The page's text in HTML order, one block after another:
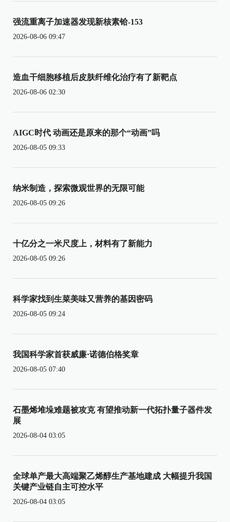
强流重离子加速器发现新核素铪-153
2026-08-06 09:47
造血干细胞移植后皮肤纤维化治疗有了新靶点
2026-08-06 02:30
AIGC时代 动画还是原来的那个“动画”吗
2026-08-05 09:33
纳米制造，探索微观世界的无限可能
2026-08-05 09:26
十亿分之一米尺度上，材料有了新能力
2026-08-05 09:26
科学家找到生菜美味又营养的基因密码
2026-08-05 09:24
我国科学家首获威廉·诺德伯格奖章
2026-08-05 07:40
石墨烯堆垛难题被攻克 有望推动新一代拓扑量子器件发
展
2026-08-04 03:05
全球单产最大高端聚乙烯醇生产基地建成 大幅提升我国
关键产业链自主可控水平
2026-08-04 03:05